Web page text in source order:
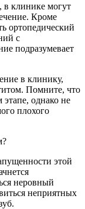
в клинике могут
Кроме
ортопедический
с
подразумевает
в клинику,
Помните, что
однако не
плохого
этой
неровный
неприятных